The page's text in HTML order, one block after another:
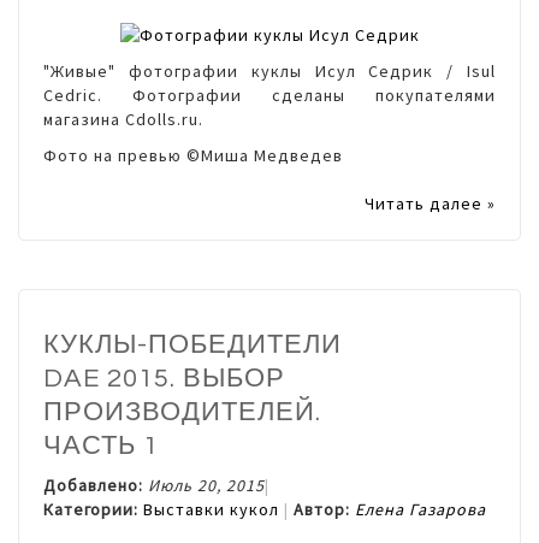
"Живые" фотографии куклы Исул Седрик / Isul
Cedric. Фотографии сделаны покупателями
магазина Cdolls.ru.
Фото на превью ©Миша Медведев
Читать далее »
КУКЛЫ-ПОБЕДИТЕЛИ
DAE 2015. ВЫБОР
ПРОИЗВОДИТЕЛЕЙ.
ЧАСТЬ 1
Добавлено: Июль 20, 2015
Категории: Выставки кукол Автор: Елена Газарова